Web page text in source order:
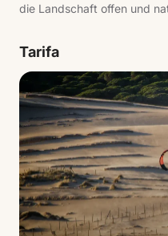
die Landschaft offen und
Tarifa